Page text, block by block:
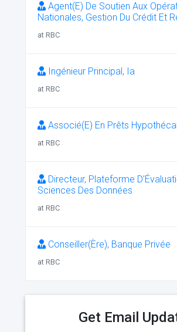
Agent(E) De Soutien Aux
Nationales, Gestion Du Crédit Et
at RBC
Ingénieur Principal, Ia
at RBC
Associé(E) En Prêts
at RBC
Directeur, Plateforme
Sciences Des Données
at RBC
Conseiller(Ère), Banque Privée
at RBC
Get Email